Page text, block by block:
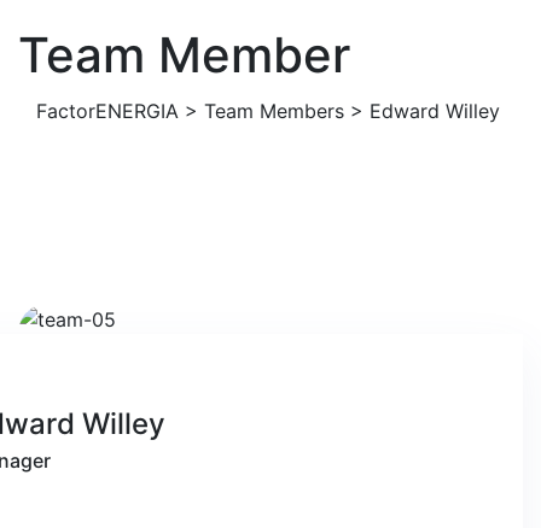
Team Member
FactorENERGIA > Team Members > Edward Willey
Willey